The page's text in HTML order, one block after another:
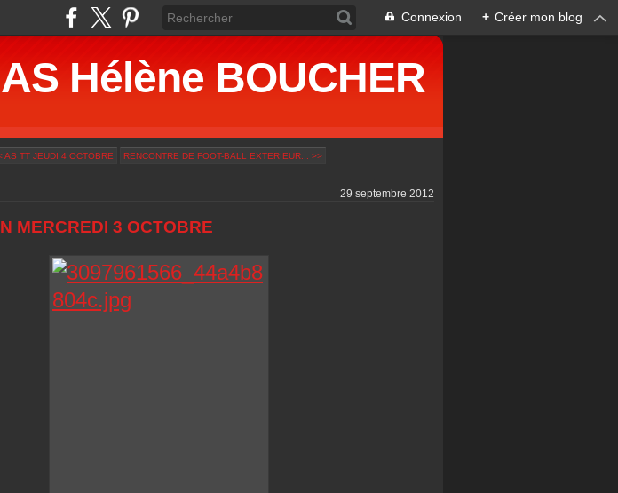
Connexion + Créer mon blog
Hélène BOUCHER
AS TT JEUDI 4 OCTOBRE RENCONTRE DE FOOT-BALL EXTERIEUR... >>
29 septembre 2012
MERCREDI 3 OCTOBRE